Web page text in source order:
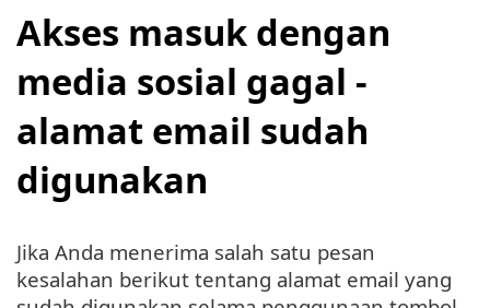
Akses masuk dengan
media sosial gagal -
alamat email sudah
digunakan
Jika Anda menerima salah satu pesan
kesalahan berikut tentang alamat email yang